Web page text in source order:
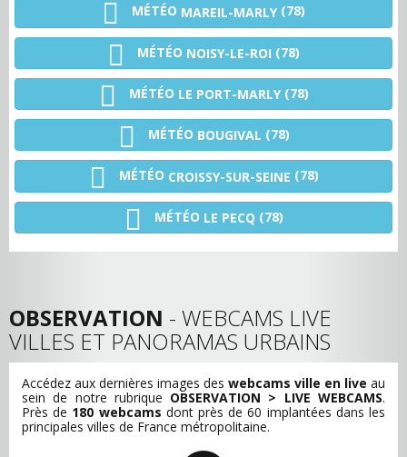
MÉTÉO MAREIL-MARLY (78)
MÉTÉO NOISY-LE-ROI (78)
MÉTÉO LE PORT-MARLY(78)
MÉTÉO BOUGIVAL (78)
MÉTÉO CROISSY-SUR-SEINE (78)
MÉTÉO LE PECQ (78)
OBSERVATION - WEBCAMS LIVE
VILLES ET PANORAMAS URBAINS
Accédez aux dernières images des webcams ville en live au
sein de notre rubrique OBSERVATION > LIVE WEBCAMS.
Près de 180 webcams dont près de 60 implantées dans les
principales villes de France métropolitaine.